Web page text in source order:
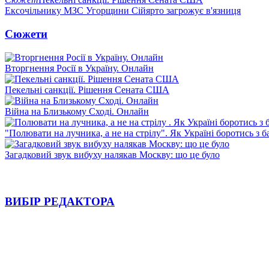
Ексочільнику МЗС Угорщини Сійярто загрожує в'язниця
Сюжети
Вторгнення Росії в Україну. Онлайн
Пекельні санкції. Рішення Сената США
Війна на Близькому Сході. Онлайн
"Полювати на лучника, а не на стрілу". Як Україні боротись з
Загадковий звук вибуху налякав Москву: що це було
ВИБІР РЕДАКТОРА